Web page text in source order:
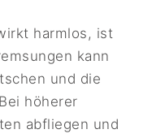
harmlos, ist
kann
und die
höherer
abfliegen und